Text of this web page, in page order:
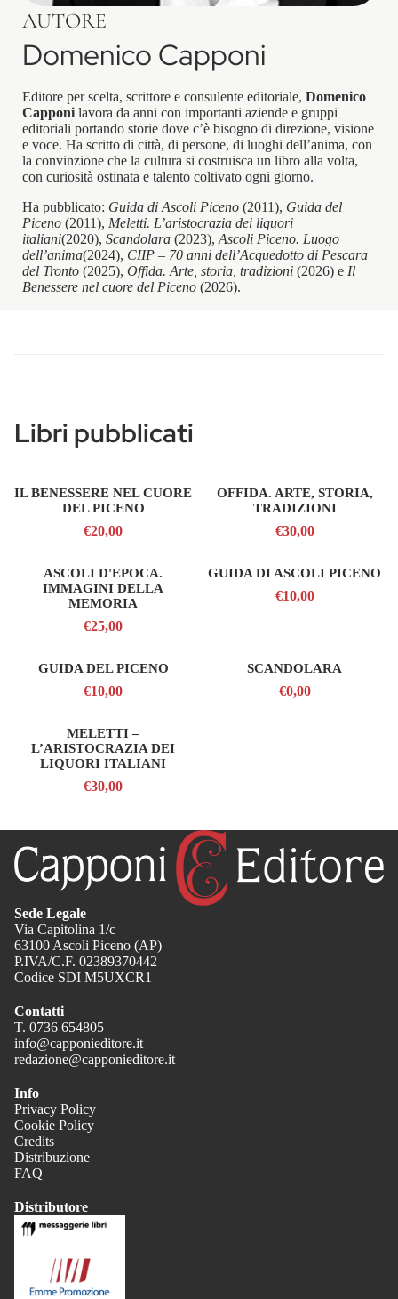
AUTORE
Domenico Capponi
Editore per scelta, scrittore e consulente editoriale, Domenico
Capponi lavora da anni con importanti aziende e gruppi
editoriali portando storie dove c’è bisogno di direzione, visione
e voce. Ha scritto di città, di persone, di luoghi dell’anima, con
la convinzione che la cultura si costruisca un libro alla volta,
con curiosità ostinata e talento coltivato ogni giorno.
Ha pubblicato: Guida di Ascoli Piceno (2011), Guida del
Piceno (2011), Meletti. L’aristocrazia dei liquori
italiani(2020), Scandolara (2023), Ascoli Piceno. Luogo
dell’anima(2024), CIIP – 70 anni dell’Acquedotto di Pescara
del Tronto (2025), Offida. Arte, storia, tradizioni (2026) e Il
Benessere nel cuore del Piceno (2026).
Libri pubblicati
IL BENESSERE NEL CUORE
DEL PICENO
€20,00
OFFIDA. ARTE, STORIA,
TRADIZIONI
€30,00
ASCOLI D'EPOCA.
IMMAGINI DELLA
MEMORIA
€25,00
GUIDA DI ASCOLI PICENO
€10,00
GUIDA DEL PICENO
€10,00
SCANDOLARA
€0,00
MELETTI –
L’ARISTOCRAZIA DEI
LIQUORI ITALIANI
€30,00
Sede Legale
Via Capitolina 1/c
63100 Ascoli Piceno (AP)
P.IVA/C.F. 02389370442
Codice SDI M5UXCR1
Contatti
T. 0736 654805
info@capponieditore.it
redazione@capponieditore.it
Info
Privacy Policy
Cookie Policy
Credits
Distribuzione
FAQ
Distributore